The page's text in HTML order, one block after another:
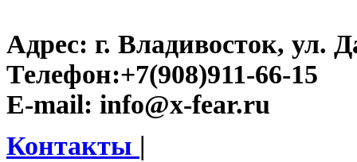
Адрес: г. Владивосток, ул.
Телефон:+7(908)911-66-15
E-mail: info@x-fear.ru
Контакты |